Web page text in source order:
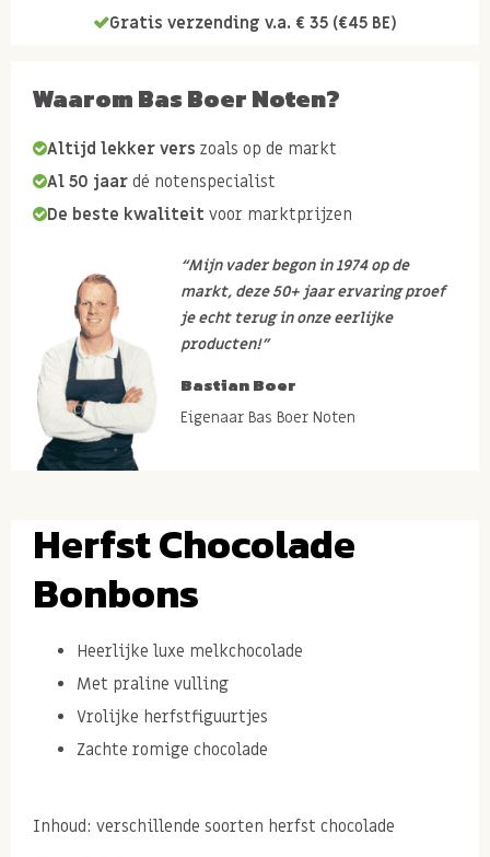
Gratis verzending v.a. € 35 (€45 BE)
Waarom Bas Boer Noten?
Altijd lekker vers zoals op de markt
Al 50 jaar dé notenspecialist
De beste kwaliteit voor marktprijzen
“Mijn vader begon in 1974 op de
markt, deze 50+ jaar ervaring proef
je echt terug in onze eerlijke
producten!”
Bastian Boer
Eigenaar Bas Boer Noten
Herfst Chocolade
Bonbons
Heerlijke luxe melkchocolade
Met praline vulling
Vrolijke herfstfiguurtjes
Zachte romige chocolade
Inhoud: verschillende soorten herfst chocolade